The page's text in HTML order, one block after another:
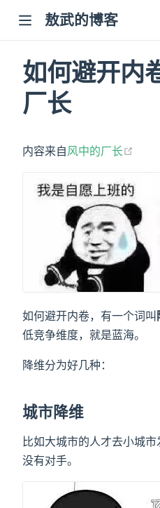
敖武的博客
如何避开内
厂长
内容来自风中的厂长
如何避开内卷，有一个词叫
低竞争维度，就是蓝海。
降维分为好几种：
城市降维
比如大城市的人才去小城
没有对手。